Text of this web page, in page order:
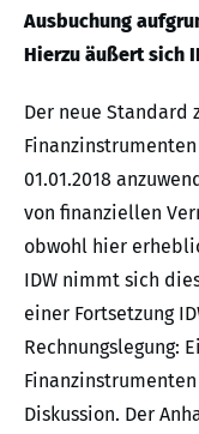
Ausbuchung
Hierzu äußert sich
Der neue Standard
01.01.2018
von finanziellen
obwohl hier
IDW nimmt sich
einer Fortsetzung
Rechnungslegung:
Finanzinstrumenten
Diskussion. Der